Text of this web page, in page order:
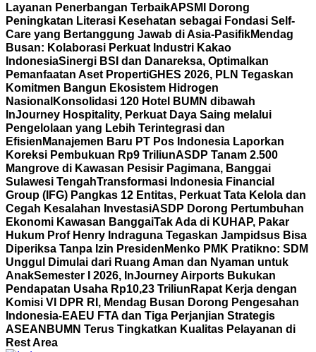
Layanan Penerbangan TerbaikAPSMI Dorong
Peningkatan Literasi Kesehatan sebagai Fondasi Self-
Care yang Bertanggung Jawab di Asia-PasifikMendag
Busan: Kolaborasi Perkuat Industri Kakao
IndonesiaSinergi BSI dan Danareksa, Optimalkan
Pemanfaatan Aset PropertiGHES 2026, PLN Tegaskan
Komitmen Bangun Ekosistem Hidrogen
Nasional Konsolidasi 120 Hotel BUMN dibawah
InJourney Hospitality, Perkuat Daya Saing melalui
Pengelolaan yang Lebih Terintegrasi dan
Efisien Manajemen Baru PT Pos Indonesia Laporkan
Koreksi Pembukuan Rp9 TriliunASDP Tanam 2.500
Mangrove di Kawasan Pesisir Pagimana, Banggai
Sulawesi TengahTransformasi Indonesia Financial
Group (IFG) Pangkas 12 Entitas, Perkuat Tata Kelola dan
Cegah Kesalahan InvestasiASDP Dorong Pertumbuhan
Ekonomi Kawasan BanggaiTak Ada di KUHAP, Pakar
Hukum Prof Henry Indraguna Tegaskan Jampidsus Bisa
Diperiksa Tanpa Izin Presiden Menko PMK Pratikno: SDM
Unggul Dimulai dari Ruang Aman dan Nyaman untuk
AnakSemester I 2026, InJourney Airports Bukukan
Pendapatan Usaha Rp10,23 Triliun Rapat Kerja dengan
Komisi VI DPR RI, Mendag Busan Dorong Pengesahan
Indonesia-EAEU FTA dan Tiga Perjanjian Strategis
ASEAN BUMN Terus Tingkatkan Kualitas Pelayanan di
Rest Area